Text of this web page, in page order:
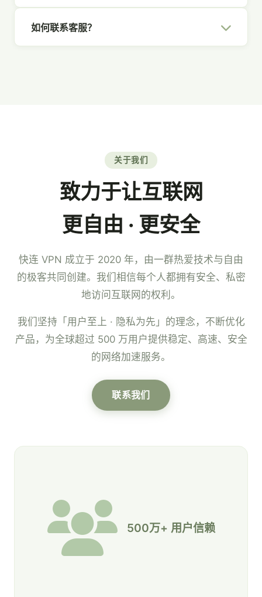
流平台，畅享全球内容。
盖你的所有设备，全家共享安全网络。
如何联系客服？
关于我们
致力于让互联网
更自由 · 更安全
快连 VPN 成立于 2020 年，由一群热爱技术与自由
的极客共同创建。我们相信每个人都拥有安全、私密
地访问互联网的权利。
我们坚持「用户至上 · 隐私为先」的理念，不断优化
产品，为全球超过 500 万用户提供稳定、高速、安全
的网络加速服务。
联系我们
500万+ 用户信赖